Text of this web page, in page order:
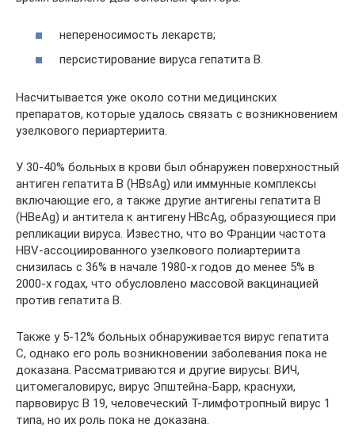
непереносимость лекарств;
персистирование вируса гепатита B.
Насчитывается уже около сотни медицинских
препаратов, которые удалось связать с возникновением
узелкового периартериита.
У 30-40% больных в крови был обнаружен поверхностный
антиген гепатита B (HBsAg) или иммунные комплексы
включающие его, а также другие антигены гепатита B
(HBeAg) и антитела к антигену HBcAg, образующиеся при
репликации вируса. Известно, что во Франции частота
HBV-ассоциированного узелкового полиартериита
снизилась с 36% в начале 1980-х годов до менее 5% в
2000-х годах, что обусловлено массовой вакцинацией
против гепатита B.
Также у 5-12% больных обнаруживается вирус гепатита
C, однако его роль возникновении заболевания пока не
доказана. Рассматриваются и другие вирусы: ВИЧ,
цитомегаловирус, вирус Эпштейна-Барр, краснухи,
парвовирус В 19, человеческий Т-лимфотропный вирус 1
типа, но их роль пока не доказана.